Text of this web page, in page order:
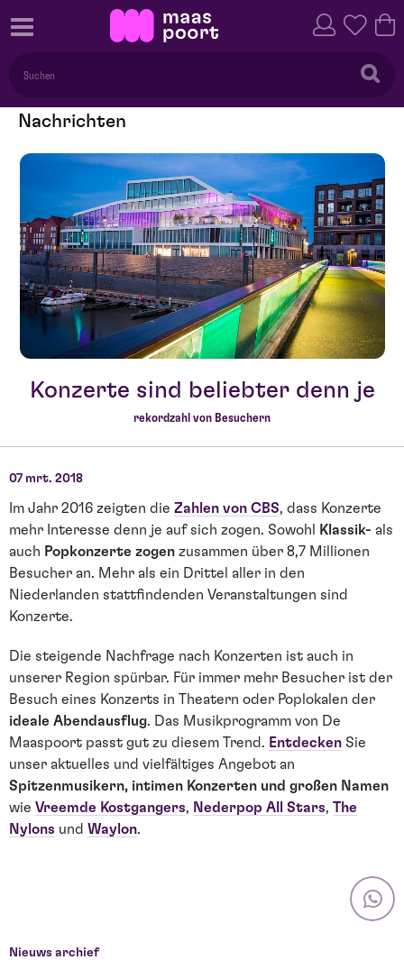
Nachrichten
Konzerte sind beliebter denn je
rekordzahl von Besuchern
07 mrt. 2018
Im Jahr 2016 zeigten die Zahlen von CBS, dass Konzerte
mehr Interesse denn je auf sich zogen. Sowohl
Klassik- als
auch Popkonzerte zogen zusammen über 8,7 Millionen
Besucher an. Mehr als ein Drittel aller in den
Niederlanden stattfindenden Veranstaltungen sind
Konzerte.
Die steigende Nachfrage nach Konzerten ist auch in
unserer Region spürbar. Für immer mehr Besucher ist der
Besuch eines Konzerts in Theatern oder Poplokalen der
ideale Abendausflug. Das Musikprogramm von De
Maaspoort passt gut zu diesem Trend. Entdecken Sie
unser aktuelles und vielfältiges Angebot an
Spitzenmusikern, intimen Konzerten und großen Namen
wie Vreemde Kostgangers, Nederpop All Stars, The
Nylons und Waylon.
Nieuws archief